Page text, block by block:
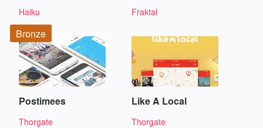
Haiku Fraktal
Postimees
Thorgate
Bronze
Like A Local
Thorgate